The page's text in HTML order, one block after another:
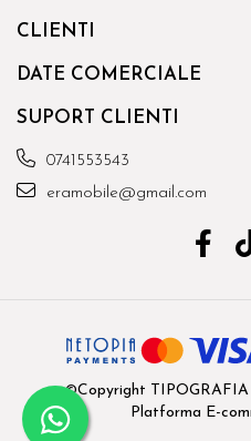
CLIENTI
DATE COMERCIALE
SUPORT CLIENTI
0741553543
eramobile@gmail.com
©Copyright
Platforma E-